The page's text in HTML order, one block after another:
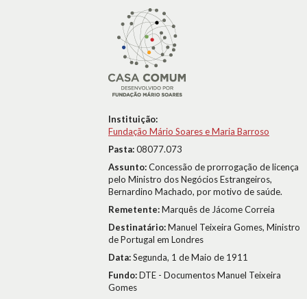
Instituição:
Fundação Mário Soares e Maria Barroso
Pasta:08077.073
Assunto:Concessão de prorrogação de licença
pelo Ministro dos Negócios Estrangeiros,
Bernardino Machado, por motivo de saúde.
Remetente:Marquês de Jácome Correia
Destinatário:Manuel Teixeira Gomes, Ministro
de Portugal em Londres
Data:Segunda, 1 de Maio de 1911
Fundo:DTE - Documentos Manuel Teixeira
Gomes